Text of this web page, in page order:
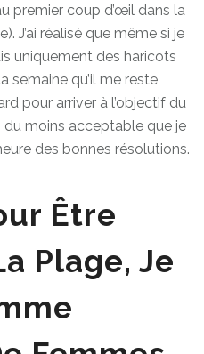
premier coup d’œil dans la
J’ai réalisé que même si je
uniquement des haricots
semaine qu’il me reste
pour arriver à l’objectif du
moins acceptable que je
des bonnes résolutions.
Être
Plage, Je